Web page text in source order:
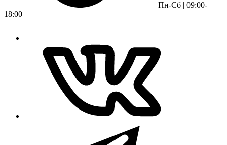
Пн-Сб | 09:00-
18:00